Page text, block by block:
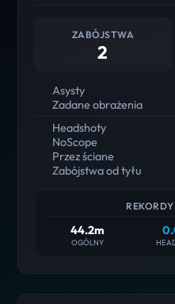
ZABÓJSTWA
2
Asysty
Zadane obrażenia
Headshoty
NoScope
Przez ściane
Zabójstwa od tyłu
44.2m
OGÓLNY